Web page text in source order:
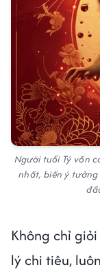
Người tuổi Tý vốn
nhất, biến ý
Không chỉ
lý chi tiêu,